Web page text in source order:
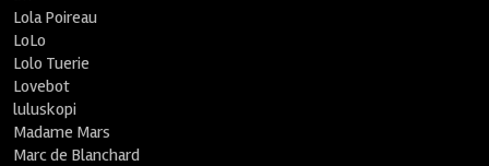
Lola Poireau
LoLo
Lolo Tuerie
Lovebot
luluskopi
Madame Mars
Marc de Blanchard